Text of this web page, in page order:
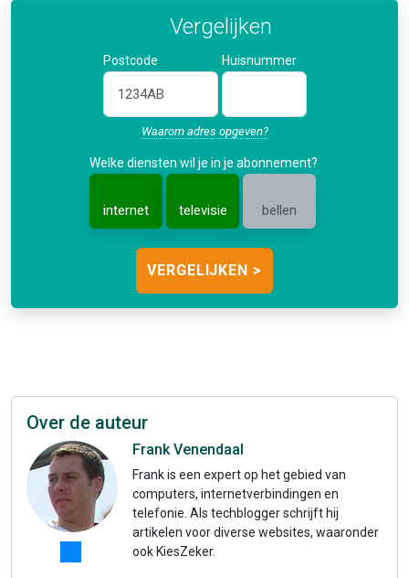
Vergelijken
Postcode Huisnummer
Waarom adres opgeven?
Welke diensten wil je in je abonnement?
internet televisie bellen
Over de auteur
Frank Venendaal
Frank is een expert op het gebied van
computers, internetverbindingen en
telefonie. Als techblogger schrijft hij
artikelen voor diverse websites, waaronder
ook KiesZeker.